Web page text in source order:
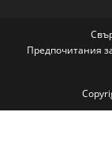
Предпочитания